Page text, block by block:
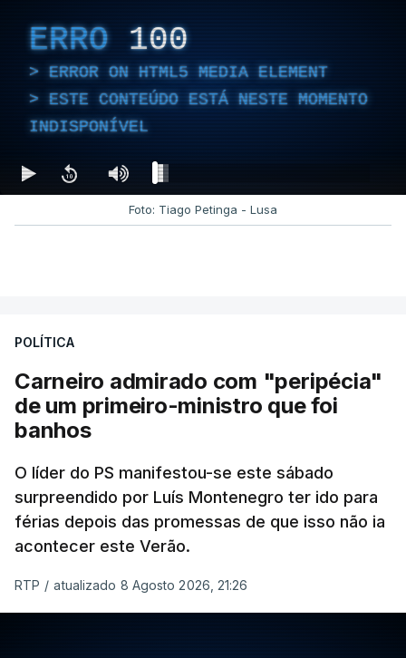
ERRO 100
ERROR ON HTML5 MEDIA ELEMENT
ESTE CONTEÚDO ESTÁ NESTE MOMENTO
INDISPONÍVEL
Foto: Tiago Petinga - Lusa
POLÍTICA
Carneiro admirado com "peripécia"
de um primeiro-ministro que foi
banhos
O líder do PS manifestou-se este sábado
surpreendido por Luís Montenegro ter ido para
férias depois das promessas de que isso não ia
acontecer este Verão.
RTP / atualizado 8 Agosto 2026, 21:26